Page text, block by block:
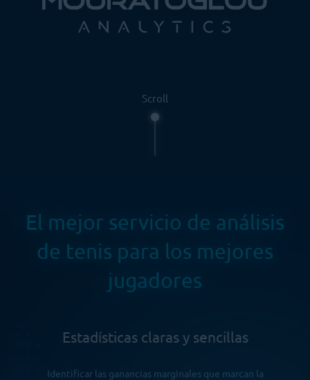
Scroll
El mejor servicio de análisis
de tenis para los mejores
jugadores
Estadísticas claras y sencillas
Identificar las ganancias marginales que marcan la